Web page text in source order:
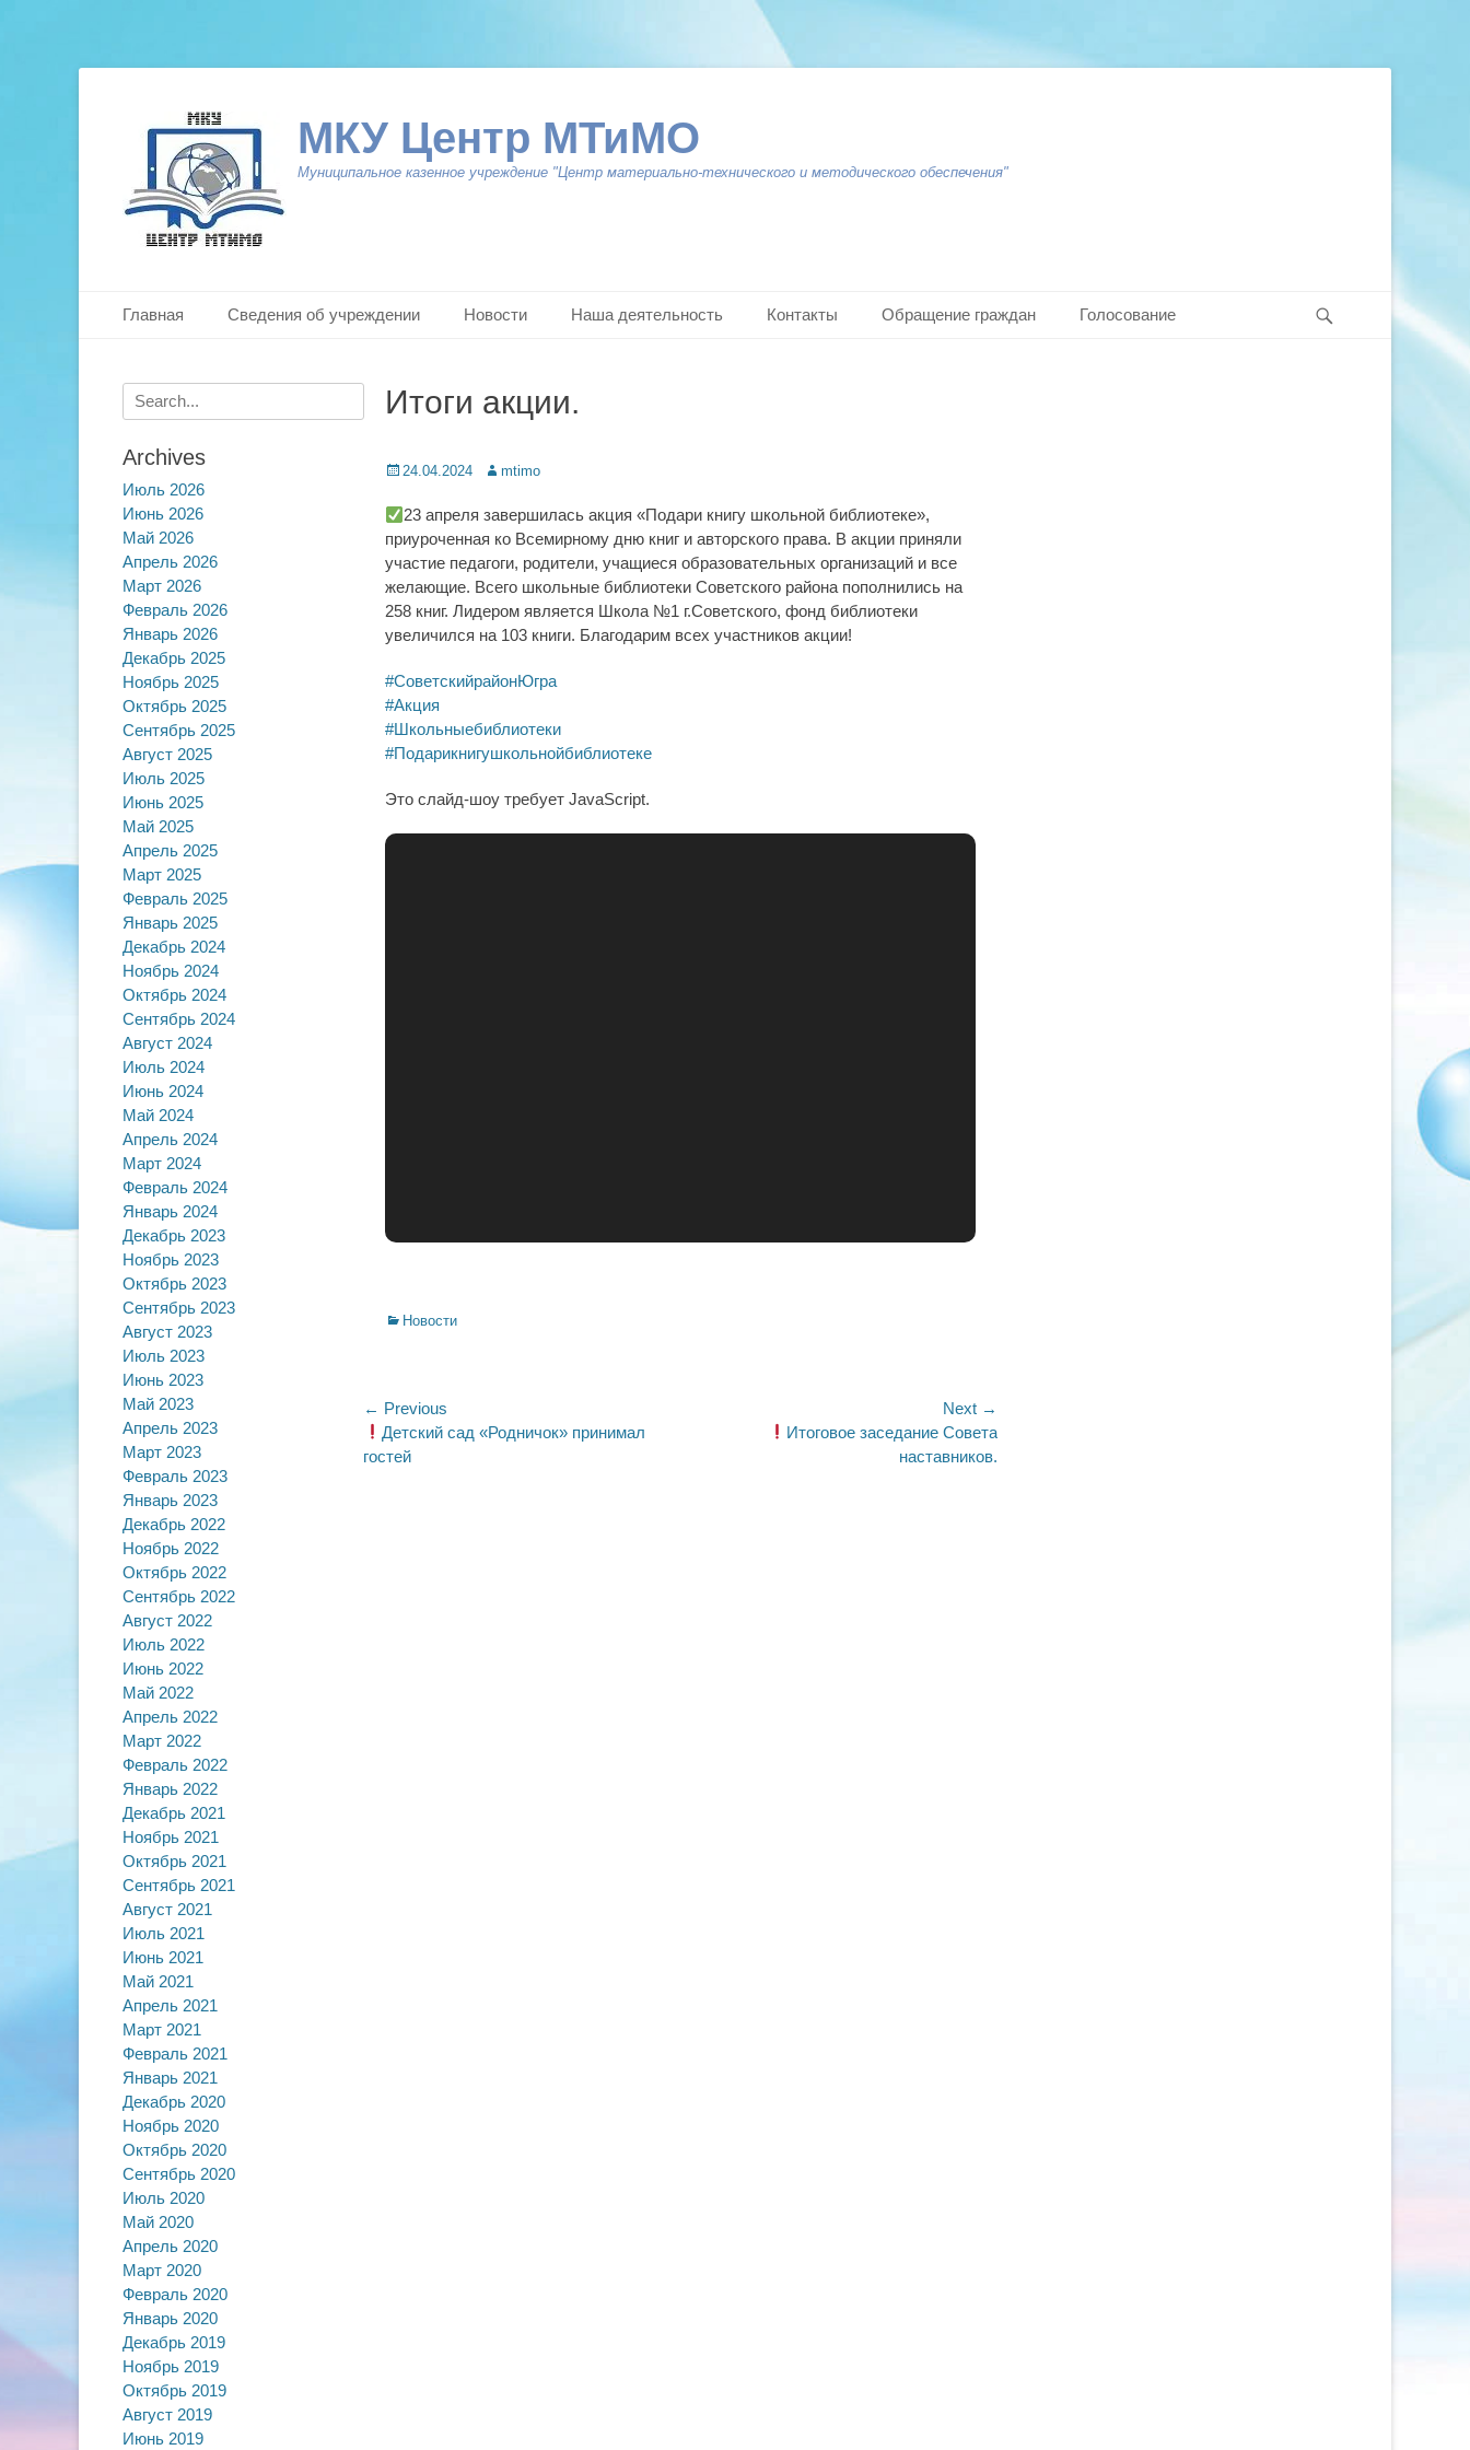
МКУ Центр МТиМО
Муниципальное казенное учреждение "Центр материально-технического и методического обеспечения"
Primary Menu
Главная Сведения об учреждении Новости Наша деятельность Контакты Обращение граждан Голосование
Итоги акции.
Posted
24.04.2024 Author
mtimo
23 апреля завершилась акция «Подари книгу школьной библиотеке»,
приуроченная ко Всемирному дню книг и авторского права. В акции приняли
участие педагоги, родители, учащиеся образовательных организаций и все
желающие. Всего школьные библиотеки Советского района пополнились на
258 книг. Лидером является Школа №1 г.Советского, фонд библиотеки
увеличился на 103 книги. Благодарим всех участников акции!
#СоветскийрайонЮгра
#Акция
#Школьныебиблиотеки
#Подарикнигушкольнойбиблиотеке
Это слайд-шоу требует JavaScript.
Categories
Новости
Навигация
по
← Previous
Previous
post:
Детский сад «Родничок» принимал
гостей
Next →
Итоговое заседание Совета
наставников.
Search
for:
Archives
Июль 2026
Июнь 2026
Май 2026
Апрель 2026
Март 2026
Февраль 2026
Январь 2026
Декабрь 2025
Ноябрь 2025
Октябрь 2025
Сентябрь 2025
Август 2025
Июль 2025
Июнь 2025
Май 2025
Апрель 2025
Март 2025
Февраль 2025
Январь 2025
Декабрь 2024
Ноябрь 2024
Октябрь 2024
Сентябрь 2024
Август 2024
Июль 2024
Июнь 2024
Май 2024
Апрель 2024
Март 2024
Февраль 2024
Январь 2024
Декабрь 2023
Ноябрь 2023
Октябрь 2023
Сентябрь 2023
Август 2023
Июль 2023
Июнь 2023
Май 2023
Апрель 2023
Март 2023
Февраль 2023
Январь 2023
Декабрь 2022
Ноябрь 2022
Октябрь 2022
Сентябрь 2022
Август 2022
Июль 2022
Июнь 2022
Май 2022
Апрель 2022
Март 2022
Февраль 2022
Январь 2022
Декабрь 2021
Ноябрь 2021
Октябрь 2021
Сентябрь 2021
Август 2021
Июль 2021
Июнь 2021
Май 2021
Апрель 2021
Март 2021
Февраль 2021
Январь 2021
Декабрь 2020
Ноябрь 2020
Октябрь 2020
Сентябрь 2020
Июль 2020
Май 2020
Апрель 2020
Март 2020
Февраль 2020
Январь 2020
Декабрь 2019
Ноябрь 2019
Октябрь 2019
Август 2019
Июнь 2019